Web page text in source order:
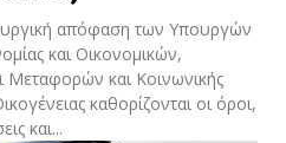
απόφαση των Υπουργών
και Οικονομικών,
και Κοινωνικής
καθορίζονται οι όροι,
και...